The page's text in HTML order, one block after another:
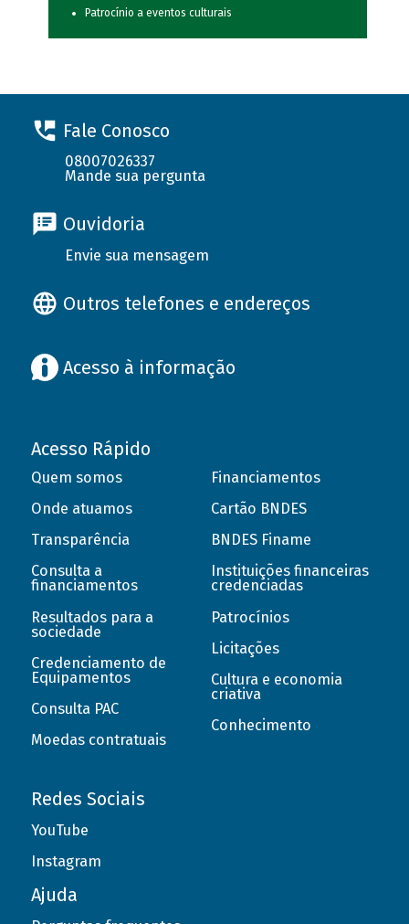
Patrocínio a eventos culturais
Fale Conosco
08007026337
Mande sua pergunta
Ouvidoria
Envie sua mensagem
Outros telefones e endereços
Acesso à informação
Acesso Rápido
Quem somos
Onde atuamos
Transparência
Consulta a
financiamentos
Resultados para a
sociedade
Credenciamento de
Equipamentos
Consulta PAC
Moedas contratuais
Financiamentos
Cartão BNDES
BNDES Finame
Instituições financeiras
credenciadas
Patrocínios
Licitações
Cultura e economia
criativa
Conhecimento
Redes Sociais
YouTube
Instagram
Ajuda